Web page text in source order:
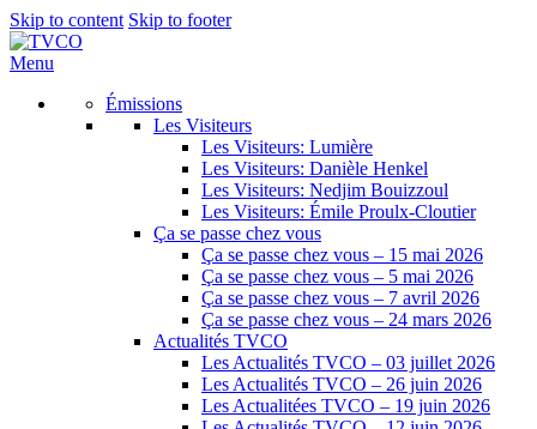
Skip to content Skip to footer
Menu
Émissions
Les Visiteurs
Les Visiteurs: Lumière
Les Visiteurs: Danièle Henkel
Les Visiteurs: Nedjim Bouizzoul
Les Visiteurs: Émile Proulx-Cloutier
Ça se passe chez vous
Ça se passe chez vous – 15 mai 2026
Ça se passe chez vous – 5 mai 2026
Ça se passe chez vous – 7 avril 2026
Ça se passe chez vous – 24 mars 2026
Actualités TVCO
Les Actualités TVCO – 03 juillet 2026
Les Actualités TVCO – 26 juin 2026
Les Actualitées TVCO – 19 juin 2026